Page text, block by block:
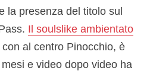
la presenza del titolo sul
Il soulslike ambientato
al centro Pinocchio, è
e video dopo video ha